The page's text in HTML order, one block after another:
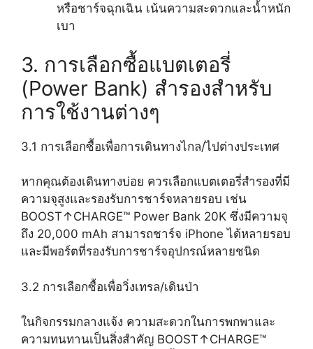
หรือชาร์จฉุกเฉิน เน้นความสะดวกและน้ำหนัก
เบา
3. การเลือกซื้อแบตเตอรี่
(Power Bank) สำรองสำหรับ
การใช้งานต่างๆ
3.1 การเลือกซื้อเพื่อการเดินทางไกล/ไปต่างประเทศ
หากคุณต้องเดินทางบ่อย ควรเลือกแบตเตอรี่สำรองที่มี
ความจุสูงและรองรับการชาร์จหลายรอบ เช่น
BOOST↑CHARGE™ Power Bank 20K ซึ่งมีความจุ
ถึง 20,000 mAh สามารถชาร์จ iPhone ได้หลายรอบ
และมีพอร์ตที่รองรับการชาร์จอุปกรณ์หลายชนิด
3.2 การเลือกซื้อเพื่อวิ่งเทรล/เดินป่า
ในกิจกรรมกลางแจ้ง ความสะดวกในการพกพาและ
ความทนทานเป็นสิ่งสำคัญ BOOST↑CHARGE™